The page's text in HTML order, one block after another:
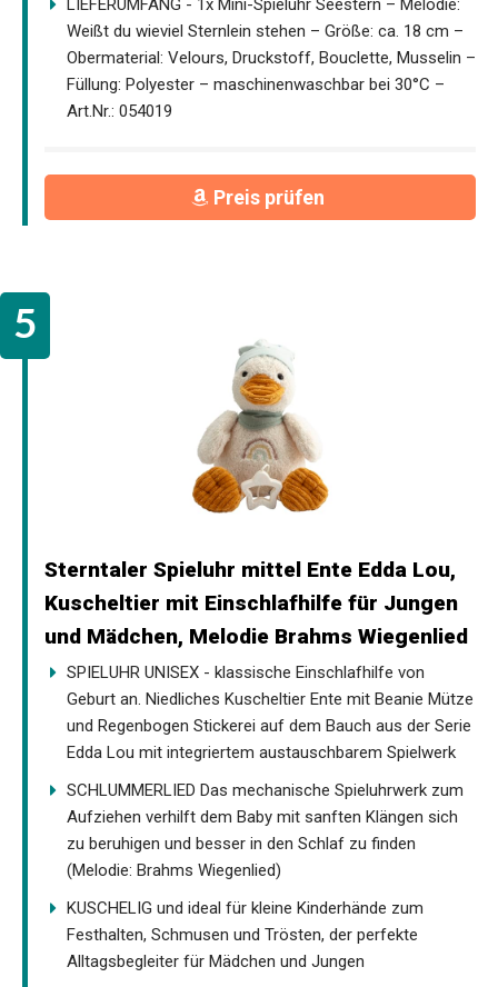
LIEFERUMFANG - 1x Mini-Spieluhr Seestern – Melodie:
Weißt du wieviel Sternlein stehen – Größe: ca. 18 cm –
Obermaterial: Velours, Druckstoff, Bouclette, Musselin –
Füllung: Polyester – maschinenwaschbar bei 30°C –
Art.Nr.: 054019
Preis prüfen
Sterntaler Spieluhr mittel Ente Edda Lou,
Kuscheltier mit Einschlafhilfe für Jungen
und Mädchen, Melodie Brahms Wiegenlied
SPIELUHR UNISEX - klassische Einschlafhilfe von
Geburt an. Niedliches Kuscheltier Ente mit Beanie Mütze
und Regenbogen Stickerei auf dem Bauch aus der Serie
Edda Lou mit integriertem austauschbarem Spielwerk
SCHLUMMERLIED Das mechanische Spieluhrwerk zum
Aufziehen verhilft dem Baby mit sanften Klängen sich
zu beruhigen und besser in den Schlaf zu finden
(Melodie: Brahms Wiegenlied)
KUSCHELIG und ideal für kleine Kinderhände zum
Festhalten, Schmusen und Trösten, der perfekte
Alltagsbegleiter für Mädchen und Jungen